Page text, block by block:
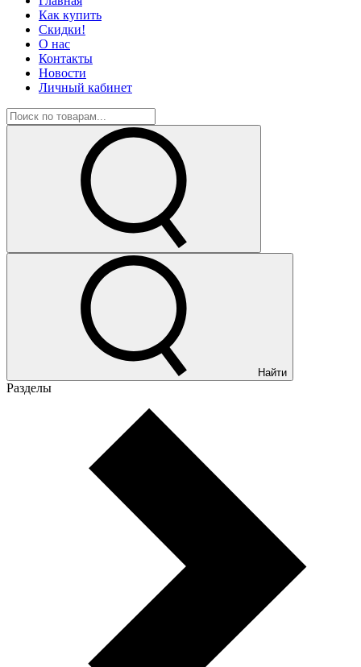
Как купить
Скидки!
О нас
Контакты
Новости
Личный кабинет
Найти
Разделы